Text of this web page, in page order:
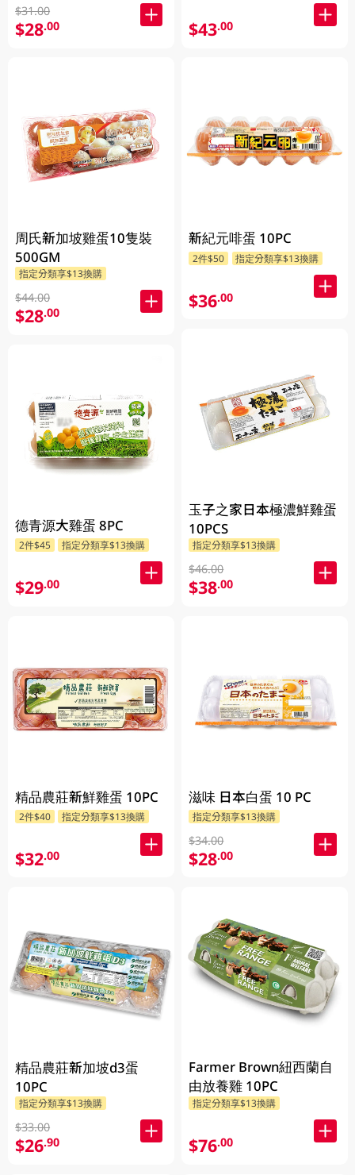
$31.00
$28.00
周氏新加坡雞蛋10隻裝
500GM
指定分類享$13換購
$44.00
$28.00
德青源大雞蛋 8PC
2件$45 指定分類享$13換購
$29.00
精品農莊新鮮雞蛋 10PC
2件$40 指定分類享$13換購
$32.00
精品農莊新加坡d3蛋
10PC
指定分類享$13換購
$33.00
$26.90
$43.00
新紀元啡蛋 10PC
2件$50 指定分類享$13換購
$36.00
玉子之家日本極濃鮮雞蛋
10PCS
指定分類享$13換購
$46.00
$38.00
滋味 日本白蛋 10 PC
指定分類享$13換購
$34.00
$28.00
Farmer Brown紐西蘭自
由放養雞 10PC
指定分類享$13換購
$76.00